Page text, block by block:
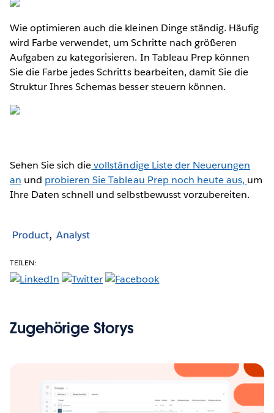
Wie optimieren auch die kleinen Dinge ständig. Häufig
wird Farbe verwendet, um Schritte nach größeren
Aufgaben zu kategorisieren. In Tableau Prep können
Sie die Farbe jedes Schritts bearbeiten, damit Sie die
Struktur Ihres Schemas besser steuern können.
Sehen Sie sich dievollständige Liste der Neuerungen
an und probieren Sie Tableau Prep noch heute aus, um
Ihre Daten schnell und selbstbewusst vorzubereiten.
Product Analyst
TEILEN:
Zugehörige Storys